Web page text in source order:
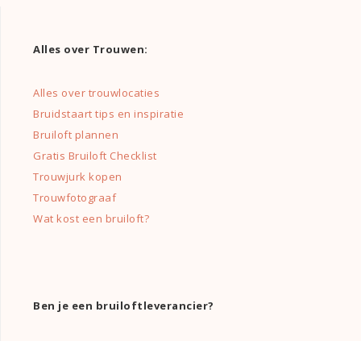
Alles over Trouwen:
Alles over trouwlocaties
Bruidstaart tips en inspiratie
Bruiloft plannen
Gratis Bruiloft Checklist
Trouwjurk kopen
Trouwfotograaf
Wat kost een bruiloft?
Ben je een bruiloftleverancier?